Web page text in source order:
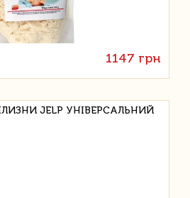
1147 грн
JELP УНІВЕРСАЛЬНИЙ